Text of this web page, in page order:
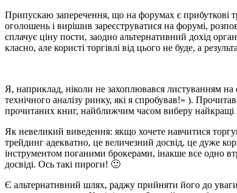
Припускаю заперечення, що на форумах є прибуткові
оголошень і вирішив зареєструватися на форумі,
сплачує ціну пости, заодно альтернативний дохід
класно, але користі торгівлі від цього не буде, а
Я, наприклад, ніколи не захоплювався листуванням на
технічного аналізу ринку, які я спробував!» ).
прочитаних книг, найближчим часом виберу найкращі
Як невеликий виведення: якщо хочете навчитися
трейдинг адекватно, це величезний досвід, це дуже
інструментом поганими брокерами, інакше все одно
досвіді. Ось такі пироги! 🙂
Є альтернативний шлях, раджу прийняти його до